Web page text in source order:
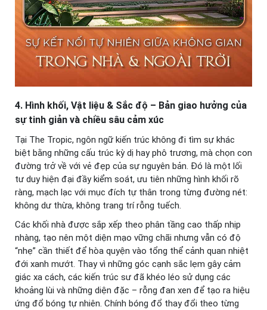
4. Hình khối, Vật liệu & Sắc độ – Bản giao hưởng của
sự tinh giản và chiều sâu cảm xúc
Tại The Tropic, ngôn ngữ kiến trúc không đi tìm sự khác
biệt bằng những cấu trúc kỳ dị hay phô trương, mà chọn con
đường trở về với vẻ đẹp của sự nguyên bản. Đó là một lối
tư duy hiện đại đầy kiểm soát, ưu tiên những hình khối rõ
ràng, mạch lạc với mục đích tự thân trong từng đường nét:
không dư thừa, không trang trí rỗng tuếch.
Các khối nhà được sắp xếp theo phân tầng cao thấp nhịp
nhàng, tạo nên một diện mạo vững chãi nhưng vẫn có độ
“nhẹ” cần thiết để hòa quyện vào tổng thể cảnh quan nhiệt
đới xanh mướt. Thay vì những góc cạnh sắc lẹm gây cảm
giác xa cách, các kiến trúc sư đã khéo léo sử dụng các
khoảng lùi và những diện đặc – rỗng đan xen để tạo ra hiệu
ứng đổ bóng tự nhiên. Chính bóng đổ thay đổi theo từng